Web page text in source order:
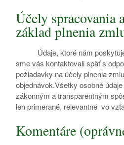
Účely spracovania
základ plnenia
Údaje, ktoré nám
sme vás kontaktovali späť s
požiadavky na účely plnenia
objednávok.Všetky osobné
zákonným a transparentným
len primerané, relevantné vo
Komentáre